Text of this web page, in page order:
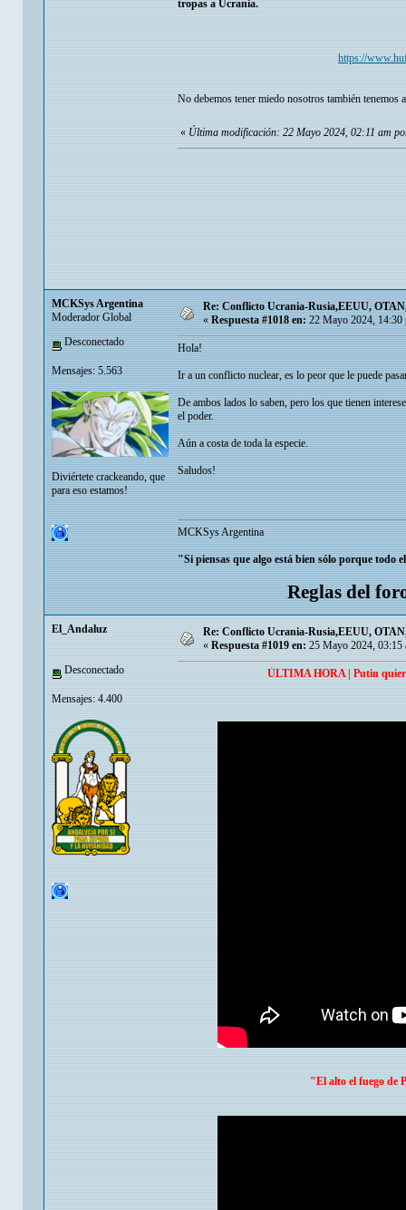
tropas a Ucrania.
https://
No debemos tener miedo nosotros también tenemos
« Última modificación: 22 Mayo 2024, 02:11 am
MCKSys Argentina
Moderador Global
Desconectado
Mensajes: 5.563
Diviértete crackeando, que
para eso estamos!
Re: Conflicto Ucrania-Rusia,EEUU,
«Respuesta #1018 en:22 Mayo 2024, 14:30
Hola!
Ir a un conflicto nuclear, es lo peor que le puede
De ambos lados lo saben, pero los que tienen
el poder.
Aún a costa de toda la especie.
Saludos!
MCKSys Argentina
"Si piensas que algo está bien sólo porque todo
Reglas del
El_Andaluz
Desconectado
Mensajes: 4.400
Re: Conflicto Ucrania-Rusia,EEUU,
« Respuesta #1019 en: 25 Mayo 2024, 03:15
ÚLTIMA HORA | Putin
"El alto el fuego de